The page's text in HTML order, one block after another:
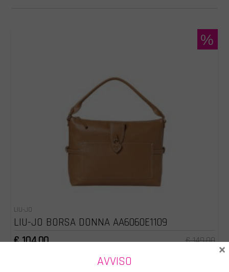
LIU-JO
LIU-JO BORSA DONNA AA6060E1109
€ 104.00
€ 149.00
%
AVVISO
×